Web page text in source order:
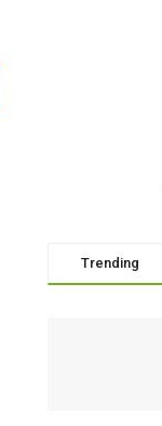
Trending